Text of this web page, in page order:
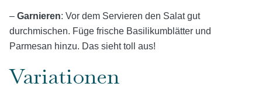
– Garnieren: Vor dem Servieren den Salat gut
durchmischen. Füge frische Basilikumblätter und
Parmesan hinzu. Das sieht toll aus!
Variationen